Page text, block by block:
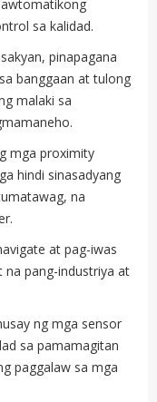
sa kalidad.
pinapagana
banggaan at tulong
malaki sa
mga proximity
hindi sinasadyang
na
at pag-iwas
na pang-industriya at
ng mga sensor
sa pamamagitan
paggalaw sa mga